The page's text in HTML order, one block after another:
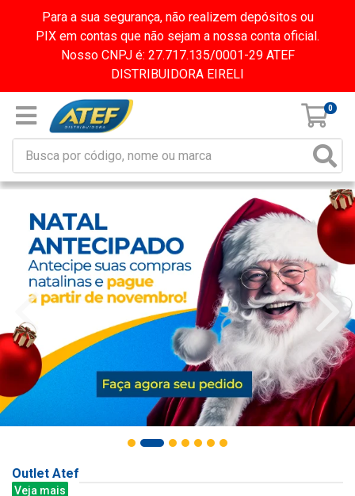
Para a sua segurança, não realizem depósitos ou
PIX em contas que não sejam a nossa conta oficial.
Nosso CNPJ é: 27.717.135/0001-29 ATEF
DISTRIBUIDORA EIRELI
0
Outlet Atef
Veja mais